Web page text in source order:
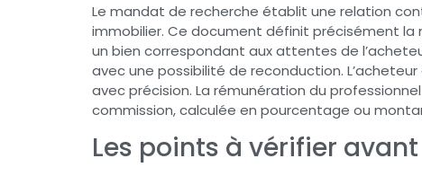
Le mandat de recherche établit une relation
immobilier. Ce document définit précisément la
un bien correspondant aux attentes de
avec une possibilité de reconduction.
avec précision. La rémunération du
commission, calculée en pourcentage ou
Les points à vérifier